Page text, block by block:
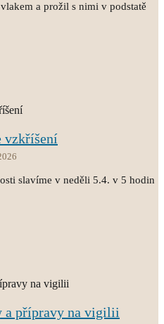
vlakem a prožil s nimi v podstatě
vzkříšení
slavíme v neděli 5.4. v 5 hodin
a přípravy na vigilii